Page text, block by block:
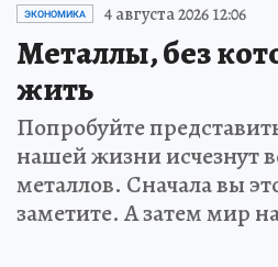
ЭКОНОМИКА 4 августа 2026 12:06
Металлы, без
жить
Попробуйте
нашей жизни исчезнут
металлов. Сначала вы
заметите. А затем мир